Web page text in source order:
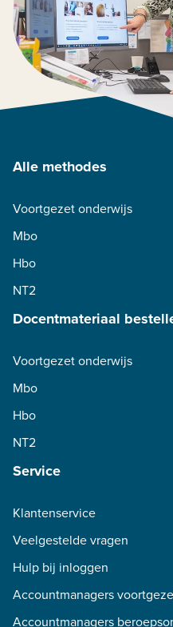
Alle methodes
Voortgezet onderwijs
Mbo
Hbo
NT2
Docentmateriaal
Voortgezet onderwijs
Mbo
Hbo
NT2
Service
Klantenservice
Veelgestelde vragen
Hulp bij inloggen
Accountmanagers
Accountmanagers